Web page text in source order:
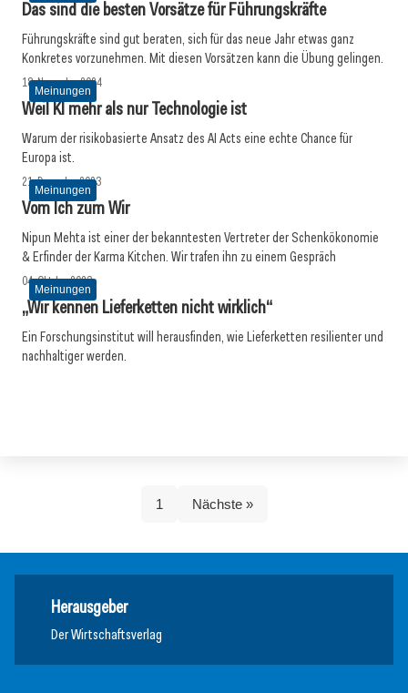
Das sind die besten Vorsätze für Führungskräfte
Führungskräfte sind gut beraten, sich für das neue Jahr etwas ganz
Konkretes vorzunehmen. Mit diesen Vorsätzen kann die Übung gelingen.
Meinungen
18. November 2024
Weil KI mehr als nur Technologie ist
Warum der risikobasierte Ansatz des AI Acts eine echte Chance für
Europa ist.
Meinungen
21. Dezember 2023
Vom Ich zum Wir
Nipun Mehta ist einer der bekanntesten Vertreter der Schenkökonomie
& Erfinder der Karma Kitchen. Wir trafen ihn zu einem Gespräch
Meinungen
04. Oktober 2023
„Wir kennen Lieferketten nicht wirklich“
Ein Forschungsinstitut will herausfinden, wie Lieferketten resilienter und
nachhaltiger werden.
1 Nächste »
Herausgeber
Der Wirtschaftsverlag